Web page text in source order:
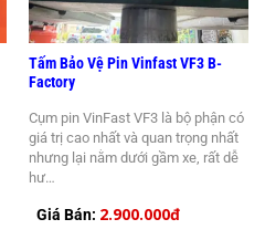
Tấm Bảo Vệ Pin Vinfast VF3 B-
Factory
Cụm pin VinFast VF3 là bộ phận có
giá trị cao nhất và quan trọng nhất
nhưng lại nằm dưới gầm xe, rất dễ
hư…
Giá Bán: 2.900.000đ